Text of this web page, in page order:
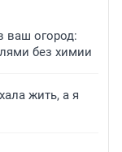
ваш огород:
без химии
жить, а я